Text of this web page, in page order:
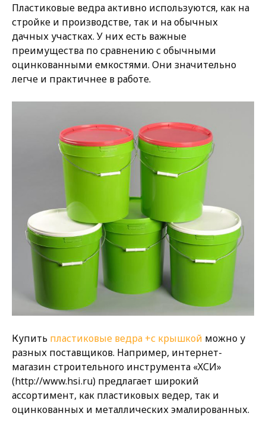
Пластиковые ведра активно используются, как на
стройке и производстве, так и на обычных
дачных участках. У них есть важные
преимущества по сравнению с обычными
оцинкованными емкостями. Они значительно
легче и практичнее в работе.
Купить пластиковые ведра +с крышкой можно у
разных поставщиков. Например, интернет-
магазин строительного инструмента «ХСИ»
(http://www.hsi.ru) предлагает широкий
ассортимент, как пластиковых ведер, так и
оцинкованных и металлических эмалированных.